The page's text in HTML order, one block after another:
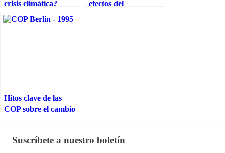
crisis climática?
efectos del
Hitos clave de las
COP sobre el cambio
Suscríbete a nuestro boletín